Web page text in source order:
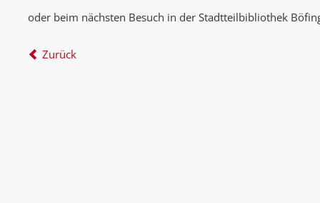
oder beim nächsten Besuch in der Stadtteilbibliothek
Zurück